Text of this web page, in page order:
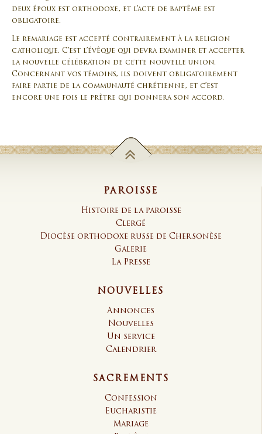
deux époux est orthodoxe, et l’acte de baptême est
obligatoire.
Le remariage est accepté contrairement à la religion
catholique. C’est l’évêque qui devra examiner et accepter
la nouvelle célébration de cette nouvelle union.
Concernant vos témoins, ils doivent obligatoirement
faire partie de la communauté chrétienne, et c’est
encore une fois le prêtre qui donnera son accord.
PAROISSE
Histoire de la paroisse
Clergé
Diocèse orthodoxe russe de Chersonèse
Galerie
La Presse
NOUVELLES
Annonces
Nouvelles
Un service
Calendrier
SACREMENTS
Confession
Eucharistie
Mariage